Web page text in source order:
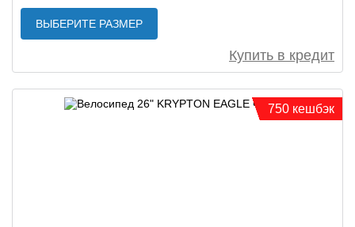
ВЫБЕРИТЕ РАЗМЕР
Купить в кредит
750 кешбэк